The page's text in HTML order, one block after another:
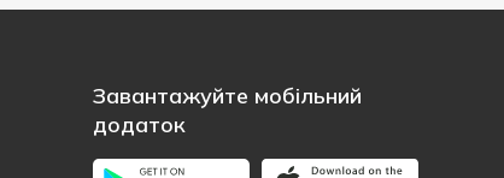
Завантажуйте мобільний
додаток